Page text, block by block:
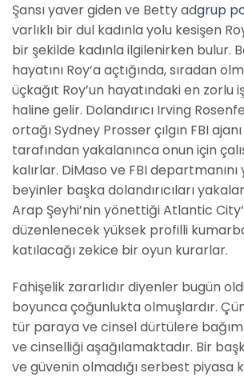
Şansı yaver giden ve Betty adgrup
varlıklı bir dul kadınla yolu kesişen
bir şekilde kadınla ilgilenirken bulur.
hayatını Roy’a açtığında, sıradan
üçkağıt Roy’un hayatındaki en zorlu
haline gelir. Dolandırıcı Irving
ortağı Sydney Prosser çılgın FBI
tarafından yakalanınca onun için
kalırlar. DiMaso ve FBI
beyinler başka dolandırıcıları
Arap Şeyhi’nin yönettiği Atlantic
düzenlenecek yüksek profilli
katılacağı zekice bir oyun kurarlar.
Fahişelik zararlıdır diyenler bugün
boyunca çoğunlukta olmuşlardır.
tür paraya ve cinsel dürtülere
ve cinselliği aşağılamaktadır. Bir
ve güvenin olmadığı serbest piyasa